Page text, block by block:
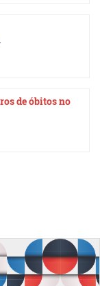
de óbitos no